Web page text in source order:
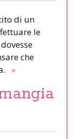
di un
le
che
»